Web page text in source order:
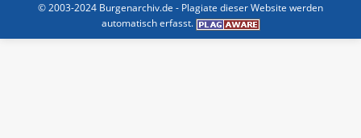
© 2003-2024 Burgenarchiv.de - Plagiate dieser Website werden
automatisch erfasst.